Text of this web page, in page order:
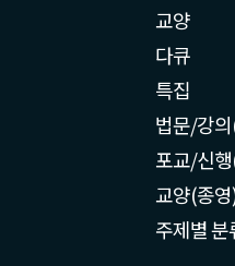
교양
다큐
특집
법문/강
포교/신
교양(종
주제별 분